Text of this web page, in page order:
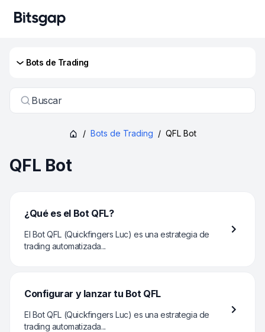
Bots de Trading
Buscar
/ Bots de Trading / QFL Bot
QFL Bot
¿Qué es el Bot QFL?
El Bot QFL (Quickfingers Luc) es una estrategia de
trading automatizada...
Configurar y lanzar tu Bot QFL
El Bot QFL (Quickfingers Luc) es una estrategia de
trading automatizada...